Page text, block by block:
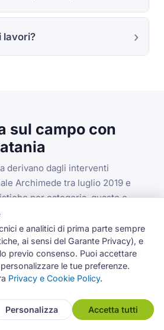
lavori?
sul campo con
derivano dagli interventi
Archimede tra luglio 2019 e
per categoria, guasto e
alla categoria lavatrici nella
3.993
e analitici di prima parte sempre
ai sensi del Garante Privacy), e
previo consenso. Puoi accettare
le tue preferenze.
Privacy e Cookie Policy.
Personalizza Accetta tutti